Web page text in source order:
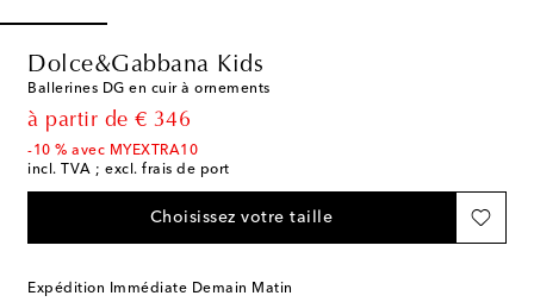
Dolce&Gabbana Kids
Ballerines DG en cuir à ornements
à partir de € 346
original price
-10 % avec MYEXTRA10
incl. TVA ; excl. frais de port
Choisissez votre taille
Expédition Immédiate Demain Matin